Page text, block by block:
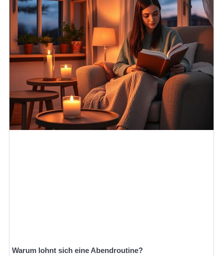
Warum lohnt sich eine Abendroutine?